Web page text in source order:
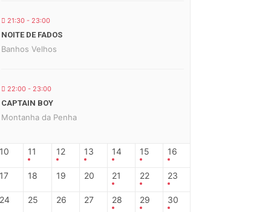
21:30 - 23:00
NOITE DE FADOS
Banhos Velhos
22:00 - 23:00
CAPTAIN BOY
Montanha da Penha
10 11 12 13 14 15 16
17 18 19 20 21 22 23
24 25 26 27 28 29 30